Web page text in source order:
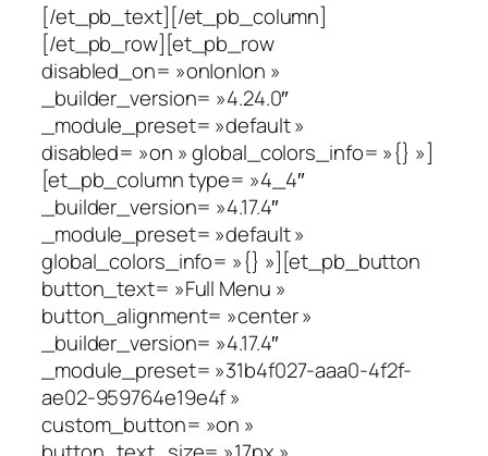
[/et_pb_text][/et_pb_column]
[/et_pb_row][et_pb_row
disabled_on= »on|on|on »
_builder_version= »4.24.0″
_module_preset= »default »
disabled= »on » global_colors_info= »{} »]
[et_pb_column type= »4_4″
_builder_version= »4.17.4″
_module_preset= »default »
global_colors_info= »{} »][et_pb_button
button_text= »Full Menu »
button_alignment= »center »
_builder_version= »4.17.4″
_module_preset= »31b4f027-aaa0-4f2f-
ae02-959764e19e4f »
custom_button= »on »